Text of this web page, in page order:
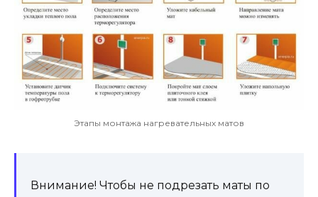
Этапы монтажа нагревательных матов
Внимание! Чтобы не подрезать маты по